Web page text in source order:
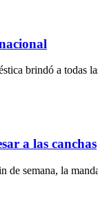
brindó a todas
a las canchas
de semana, la